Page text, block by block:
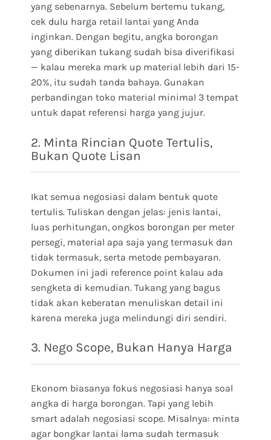
yang sebenarnya. Sebelum bertemu tukang,
cek dulu harga retail lantai yang Anda
inginkan. Dengan begitu, angka borongan
yang diberikan tukang sudah bisa diverifikasi
— kalau mereka mark up material lebih dari 15-
20%, itu sudah tanda bahaya. Gunakan
perbandingan toko material minimal 3 tempat
untuk dapat referensi harga yang jujur.
2. Minta Rincian Quote Tertulis,
Bukan Quote Lisan
Ikat semua negosiasi dalam bentuk quote
tertulis. Tuliskan dengan jelas: jenis lantai,
luas perhitungan, ongkos borongan per meter
persegi, material apa saja yang termasuk dan
tidak termasuk, serta metode pembayaran.
Dokumen ini jadi reference point kalau ada
sengketa di kemudian. Tukang yang bagus
tidak akan keberatan menuliskan detail ini
karena mereka juga melindungi diri sendiri.
3. Nego Scope, Bukan Hanya Harga
Ekonom biasanya fokus negosiasi hanya soal
angka di harga borongan. Tapi yang lebih
smart adalah negosiasi scope. Misalnya: minta
agar bongkar lantai lama sudah termasuk